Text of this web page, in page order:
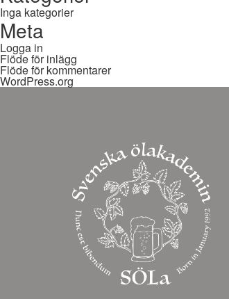
Inga kategorier
Meta
Logga in
Flöde för inlägg
Flöde för kommentarer
WordPress.org